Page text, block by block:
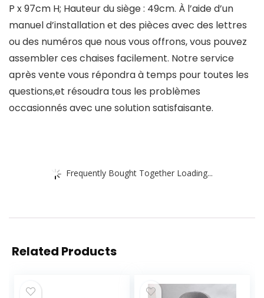
P x 97cm H; Hauteur du siège : 49cm. À l’aide d’un
manuel d’installation et des pièces avec des lettres
ou des numéros que nous vous offrons, vous pouvez
assembler ces chaises facilement. Notre service
après vente vous répondra à temps pour toutes les
questions,et résoudra tous les problèmes
occasionnés avec une solution satisfaisante.
Frequently Bought Together Loading...
Related Products